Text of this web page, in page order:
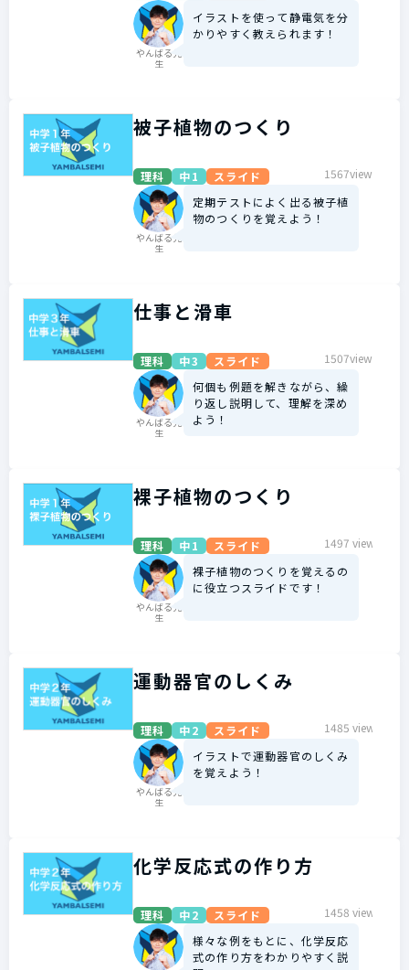
やんばる先
生
イラストを使って静電気を分
かりやすく教えられます！
被子植物のつくり
理科 中1 スライド 1567view
やんばる先
生
定期テストによく出る被子植
物のつくりを覚えよう！
仕事と滑車
理科 中3 スライド 1507view
やんばる先
生
何個も例題を解きながら、繰
り返し説明して、理解を深め
よう！
裸子植物のつくり
理科 中1 スライド 1497 view
やんばる先
生
裸子植物のつくりを覚えるの
に役立つスライドです！
運動器官のしくみ
理科 中2 スライド 1485 view
やんばる先
生
イラストで運動器官のしくみ
を覚えよう！
化学反応式の作り方
理科 中2 スライド 1458 view
様々な例をもとに、化学反応
式の作り方をわかりやすく説